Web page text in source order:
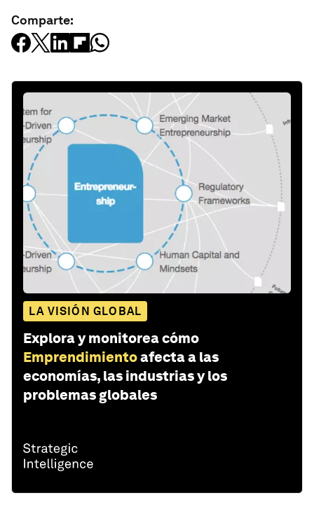
Comparte:
LA VISIÓN GLOBAL
Explora y monitorea cómo
Emprendimientoafecta a las
economías, las industrias y los
problemas globales